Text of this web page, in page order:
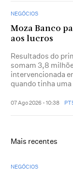
NEGÓCIOS
Moza Banco
aos lucros
Resultados do
somam 3,8
intervencionada
quando tinha
07 Ago 2026 - 10:38
Mais recentes
NEGÓCIOS